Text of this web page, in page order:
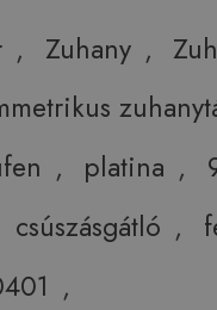
, Zuhany ,
, platina ,
csúszásgátló ,
,